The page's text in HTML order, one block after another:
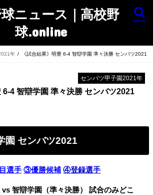
ニュース｜高校野
球.online
search
年 《試合結果》明豊 6-4 智辯学園 準々決勝 センバツ2021
センバツ甲子園2021年
6-4 智辯学園 準々決勝 センバツ2021
園 センバツ2021
選手 ③優勝候補 ④登録選手
智辯学園（準々決勝） 試合のみどこ